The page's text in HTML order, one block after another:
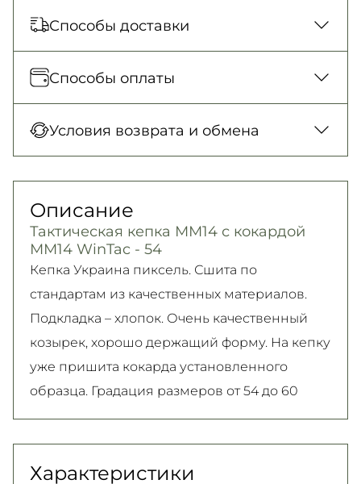
Способы доставки
Отправка каждый день. Наложенный
платеж только для заказов от 500 грн.
150 грн. / 1-2 дня
300 грн. / 1-2 дня
Самовывоз
Безкоштовно
Подробнее
Способы оплаты
картой в отделении, Картой онлайн, Google
Pay, PrivatPay, Visa, Mastercard.
Подробнее
Условия возврата и обмена
Подробно об условиях возврата и обмена
читайте настранице
Подробнее
Описание
Тактическая кепка ММ14 с кокардой
ММ14 WinTac - 54
Кепка Украина пиксель. Сшита по
стандартам из качественных материалов.
Подкладка – хлопок. Очень качественный
козырек, хорошо держащий форму. На кепку
уже пришита кокарда установленного
образца. Градация размеров от 54 до 60
Характеристики